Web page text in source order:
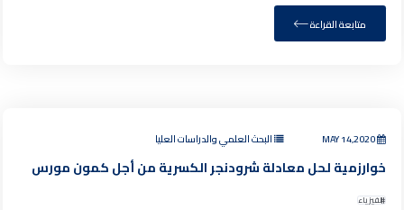
متابعة القراءة
MAY 14,2020 البحث العلمي والدراسات العليا
خوارزمية لحل معادلة شرودنجر الكسرية من أجل كمون مورس
الفيزياء